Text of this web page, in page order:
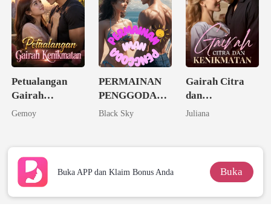
Petualangan
Gairah
Kenikmatan
Gemoy
PERMAINAN
PENGGODA
IMAN
Black Sky
Gairah Citra
dan
Kenikmatan
Juliana
Buka APP dan Klaim Bonus Anda Buka